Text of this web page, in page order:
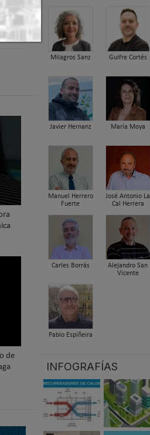
de
Milagros Sanz Guifre Cortés
Javier Hernanz María Moya
Manuel Herrero
Fuerte
José Antonio La
Cal Herrera
Carles Borrás
Alejandro San
Vicente
Pablo Espiñeira
INFOGRAFÍAS